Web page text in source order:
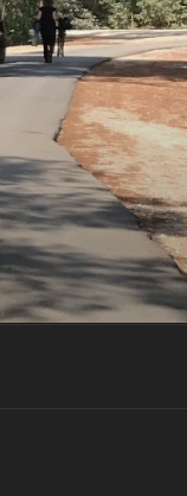
דילוג
לתוכן